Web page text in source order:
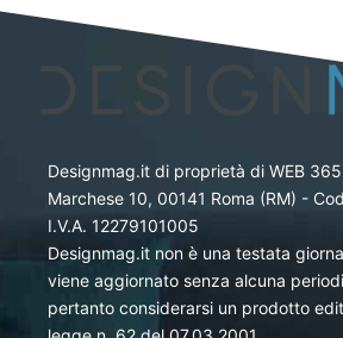
Designmag.it di proprietà di WEB
Marchese 10, 00141 Roma (RM) -
I.V.A. 12279101005
Designmag.it non è una testata
viene aggiornato senza alcuna
pertanto considerarsi un prodotto